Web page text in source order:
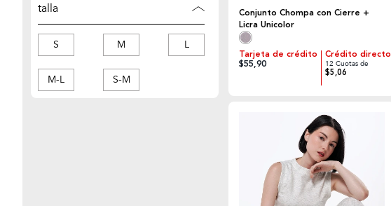
talla
S M L
M-L S-M
Conjunto Chompa con Cierre +
Licra Unicolor
Tarjeta de crédito
$55,90
Crédito directo
12 Cuotas de
$5,06